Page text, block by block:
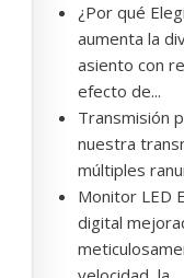
¿Por qué
aumenta la
asiento con
efecto de...
Transmisión
nuestra
múltiples
Monitor LED
digital